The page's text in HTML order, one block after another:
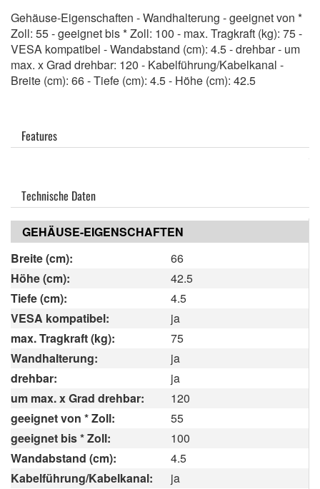
Gehäuse-Eigenschaften - Wandhalterung - geeignet von *
Zoll: 55 - geeignet bis * Zoll: 100 - max. Tragkraft (kg): 75 -
VESA kompatibel - Wandabstand (cm): 4.5 - drehbar - um
max. x Grad drehbar: 120 - Kabelführung/Kabelkanal -
Breite (cm): 66 - Tiefe (cm): 4.5 - Höhe (cm): 42.5
Features
Technische Daten
GEHÄUSE-EIGENSCHAFTEN
Breite (cm):
66
Höhe (cm):
42.5
Tiefe (cm):
4.5
VESA kompatibel:
ja
max. Tragkraft (kg):
75
Wandhalterung:
ja
drehbar:
ja
um max. x Grad drehbar:
120
geeignet von * Zoll:
55
geeignet bis * Zoll:
100
Wandabstand (cm):
4.5
Kabelführung/Kabelkanal:
ja